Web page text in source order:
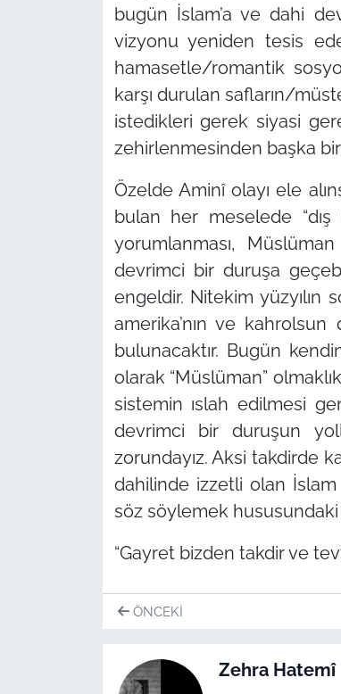
bugün İslam’a ve dahi
vizyonu yeniden tesis
hamasetle/romantik
karşı durulan safların/
istedikleri gerek siyasi
zehirlenmesinden başka
Özelde Aminî olayı ele
bulan her meselede
yorumlanması,
devrimci bir duruşa
engeldir. Nitekim yüzyılın
amerika’nın ve
bulunacaktır. Bugün
olarak “Müslüman”
sistemin ıslah edilmesi
devrimci bir duruşun
zorundayız. Aksi takdirde
dahilinde izzetli olan
söz söylemek
“Gayret bizden takdir ve
ÖNCEKI
Zehra Hatemî